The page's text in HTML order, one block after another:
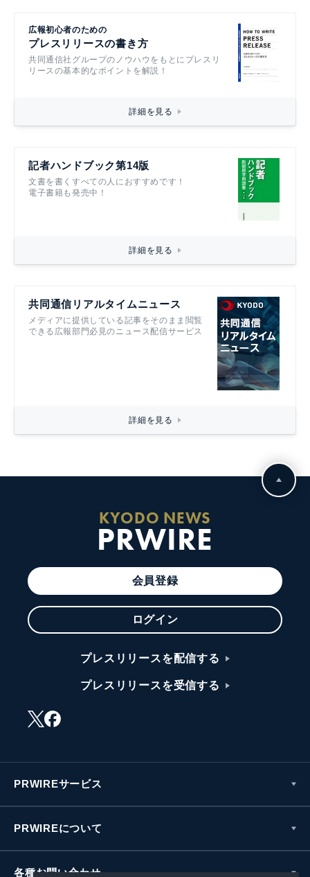
広報初心者のための
プレスリリースの書き方
共同通信社グループのノウハウをもとにプレスリ
リースの基本的なポイントを解説！
詳細を見る
記者ハンドブック第14版
文書を書くすべての人におすすめです！
電子書籍も発売中！
詳細を見る
共同通信リアルタイムニュース
メディアに提供している記事をそのまま閲覧
できる広報部門必見のニュース配信サービス
詳細を見る
KYODO NEWS
PRWIRE
会員登録
ログイン
プレスリリースを配信する
プレスリリースを受信する
PRWIREサービス
PRWIREについて
各種お問い合わせ